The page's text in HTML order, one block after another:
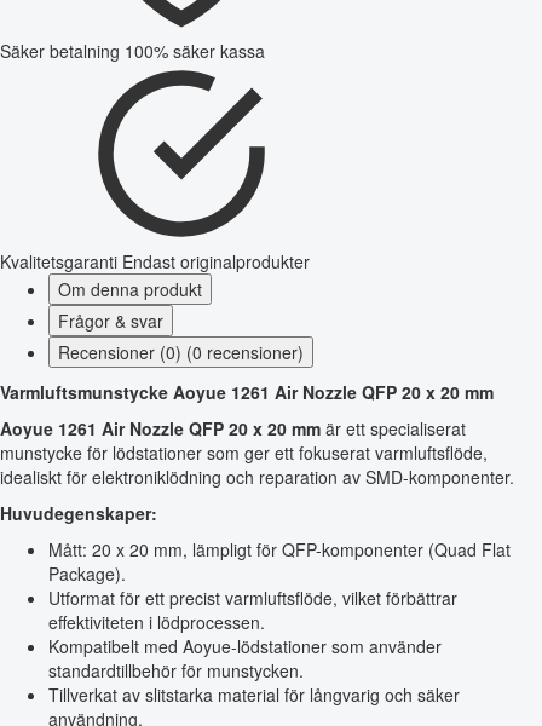
Säker betalning 100% säker kassa
Kvalitetsgaranti Endast originalprodukter
Om denna produkt
Frågor & svar
Recensioner (0) (0 recensioner)
Varmluftsmunstycke Aoyue 1261 Air Nozzle QFP 20 x 20 mm
Aoyue 1261 Air Nozzle QFP 20 x 20 mm är ett specialiserat
munstycke för lödstationer som ger ett fokuserat varmluftsflöde,
idealiskt för elektroniklödning och reparation av SMD-komponenter.
Huvudegenskaper:
Mått: 20 x 20 mm, lämpligt för QFP-komponenter (Quad Flat
Package).
Utformat för ett precist varmluftsflöde, vilket förbättrar
effektiviteten i lödprocessen.
Kompatibelt med Aoyue-lödstationer som använder
standardtillbehör för munstycken.
Tillverkat av slitstarka material för långvarig och säker
användning.